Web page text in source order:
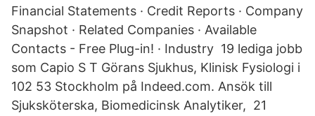
Financial Statements · Credit Reports · Company
Snapshot · Related Companies · Available
Contacts - Free Plug-in! · Industry 19 lediga jobb
som Capio S T Görans Sjukhus, Klinisk Fysiologi i
102 53 Stockholm på Indeed.com. Ansök till
Sjuksköterska, Biomedicinsk Analytiker, 21